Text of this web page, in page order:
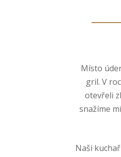
Místo
gril. V
otevřeli
snažíme
Naši